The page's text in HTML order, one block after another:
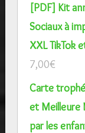
[PDF] Kit
Sociaux à
XXL TikTok
7,00€
Carte
et Meilleure
par les